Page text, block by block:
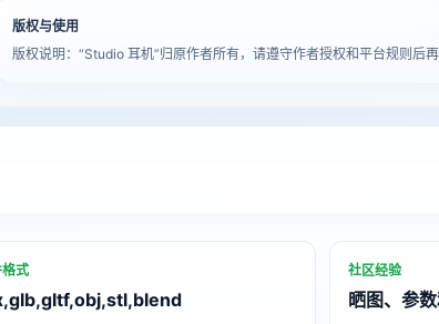
版权与使用
版权说明：“Studio 耳机”归原作者所有，请遵守作者授权和平台规则后
式 社区经验
晒图、参